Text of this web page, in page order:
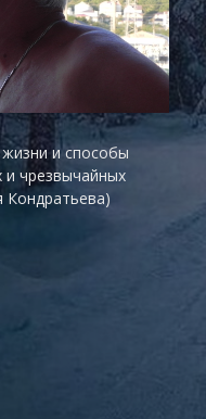
и способы
чрезвычайных
Кондратьева)